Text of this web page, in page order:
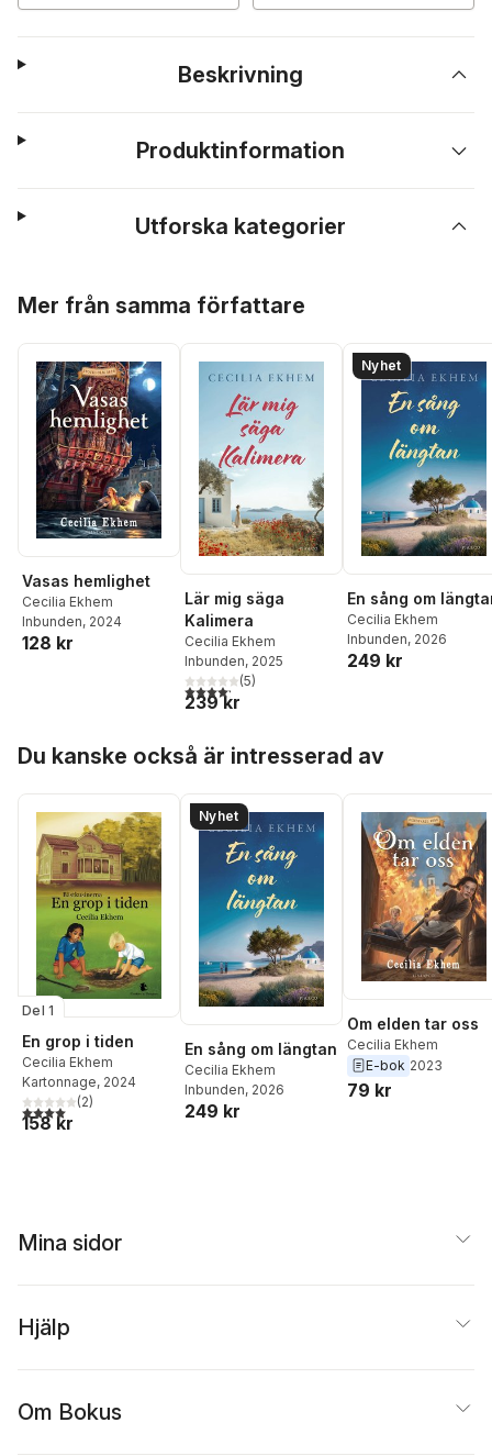
Beskrivning
Produktinformation
Utforska kategorier
Mer från samma författare
Vasas hemlighet
Cecilia Ekhem
Inbunden, 2024
128 kr
Lär mig säga
Kalimera
Cecilia Ekhem
Inbunden, 2025
4,2utav 5 stjärnor. Totalt antal röster:
(5)
239 kr
Nyhet
En sång om
Cecilia Ekhem
Inbunden, 2026
249 kr
Du kanske också är intresserad av
Del 1
En grop i tiden
Cecilia Ekhem
Kartonnage, 2024
4,0utav 5 stjärnor. Totalt antal röster:
(2)
158 kr
Nyhet
En sång om längtan
Cecilia Ekhem
Inbunden, 2026
249 kr
Om elden tar oss
Cecilia Ekhem
E-bok 2023
79 kr
Mina sidor
Hjälp
Om Bokus